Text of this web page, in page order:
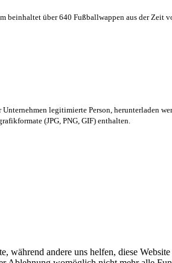
andere uns helfen, diese
beinhaltet über 640 Fußballwappen aus der Zeit
legitimierte Person, herunterladen
(JPG, PNG, GIF) enthalten.